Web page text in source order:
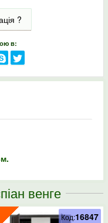
?
в:
венге
Код:16847